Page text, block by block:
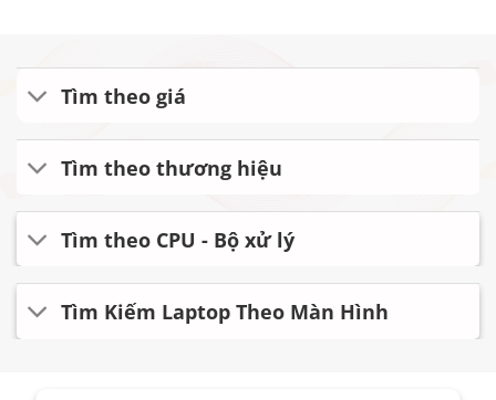
Tìm theo giá
Tìm theo thương hiệu
Tìm theo CPU - Bộ xử lý
Tìm Kiếm Laptop Theo Màn Hình